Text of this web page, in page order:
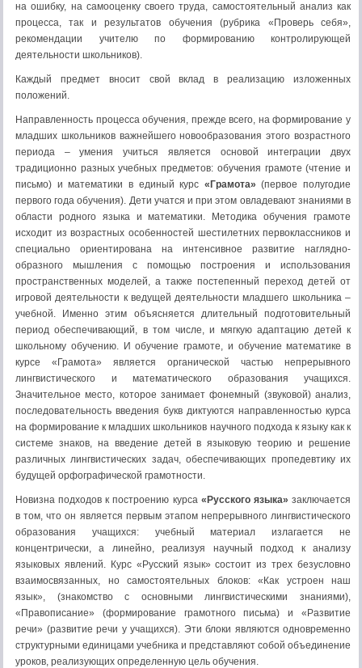
на ошибку, на самооценку своего труда, самостоятельный анализ как
процесса, так и результатов обучения (рубрика «Проверь себя»,
рекомендации учителю по формированию контролирующей
деятельности школьников).
Каждый предмет вносит свой вклад в реализацию изложенных
положений.
Направленность процесса обучения, прежде всего, на формирование у
младших школьников важнейшего новообразования этого возрастного
периода – умения учиться является основой интеграции двух
традиционно разных учебных предметов: обучения грамоте (чтение и
письмо) и математики в единый курс «Грамота» (первое полугодие
первого года обучения). Дети учатся и при этом овладевают знаниями в
области родного языка и математики. Методика обучения грамоте
исходит из возрастных особенностей шестилетних первоклассников и
специально ориентирована на интенсивное развитие наглядно-
образного мышления с помощью построения и использования
пространственных моделей, а также постепенный переход детей от
игровой деятельности к ведущей деятельности младшего школьника –
учебной. Именно этим объясняется длительный подготовительный
период обеспечивающий, в том числе, и мягкую адаптацию детей к
школьному обучению. И обучение грамоте, и обучение математике в
курсе «Грамота» является органической частью непрерывного
лингвистического и математического образования учащихся.
Значительное место, которое занимает фонемный (звуковой) анализ,
последовательность введения букв диктуются направленностью курса
на формирование к младших школьников научного подхода к языку как к
системе знаков, на введение детей в языковую теорию и решение
различных лингвистических задач, обеспечивающих пропедевтику их
будущей орфографической грамотности.
Новизна подходов к построению курса «Русского языка»заключается
в том, что он является первым этапом непрерывного лингвистического
образования учащихся: учебный материал излагается не
концентрически, а линейно, реализуя научный подход к анализу
языковых явлений. Курс «Русский язык» состоит из трех безусловно
взаимосвязанных, но самостоятельных блоков: «Как устроен наш
язык», (знакомство с основными лингвистическими знаниями),
«Правописание» (формирование грамотного письма) и «Развитие
речи» (развитие речи у учащихся). Эти блоки являются одновременно
структурными единицами учебника и представляют собой объединение
уроков, реализующих определенную цель обучения.